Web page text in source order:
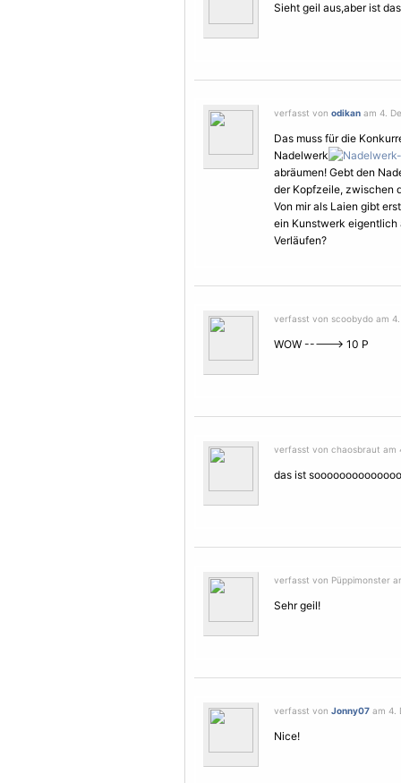
Sieht geil aus,aber ist
verfasst von odikan am 4.
Das muss für die
Nadelwerk
abräumen! Gebt den
der Kopfzeile, zwischen
Von mir als Laien gibt
ein Kunstwerk eigentlich
Verläufen?
verfasst von scoobydo am
WOW -----> 10 P
verfasst von chaosbraut am
das ist
verfasst von Püppimonster
Sehr geil!
verfasst von Jonny07 am 4.
Nice!